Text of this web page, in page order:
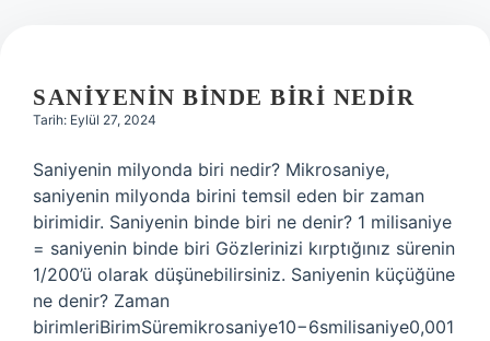
SANIYENIN BINDE BIRI NEDIR
Tarih: Eylül 27, 2024
Saniyenin milyonda biri nedir? Mikrosaniye,
saniyenin milyonda birini temsil eden bir zaman
birimidir. Saniyenin binde biri ne denir? 1 milisaniye
= saniyenin binde biri Gözlerinizi kırptığınız sürenin
1/200’ü olarak düşünebilirsiniz. Saniyenin küçüğüne
ne denir? Zaman
birimleriBirimSüremikrosaniye10−6smilisaniye0,001